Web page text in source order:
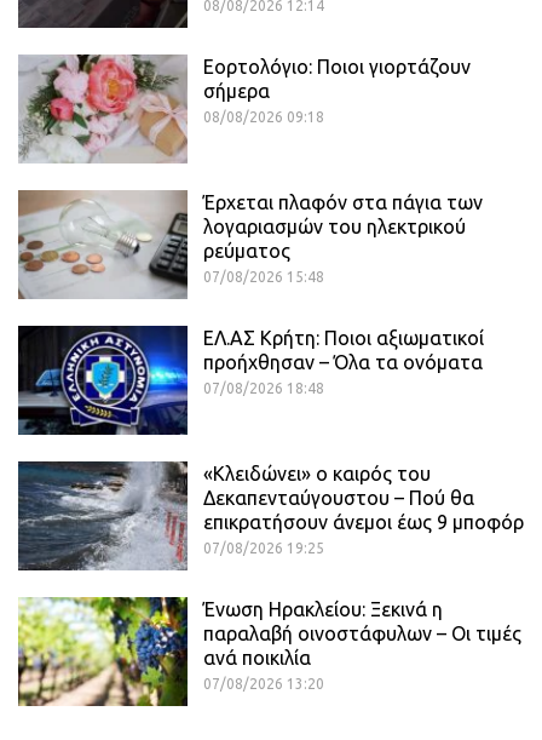
08/08/2026 12:14
Εορτολόγιο: Ποιοι γιορτάζουν
σήμερα
08/08/2026 09:18
Έρχεται πλαφόν στα πάγια των
λογαριασμών του ηλεκτρικού
ρεύματος
07/08/2026 15:48
ΕΛ.ΑΣ Κρήτη: Ποιοι αξιωματικοί
προήχθησαν – Όλα τα ονόματα
07/08/2026 18:48
«Κλειδώνει» ο καιρός του
Δεκαπενταύγουστου – Πού θα
επικρατήσουν άνεμοι έως 9 μποφόρ
07/08/2026 19:25
Ένωση Ηρακλείου: Ξεκινά η
παραλαβή οινοστάφυλων – Οι τιμές
ανά ποικιλία
07/08/2026 13:20